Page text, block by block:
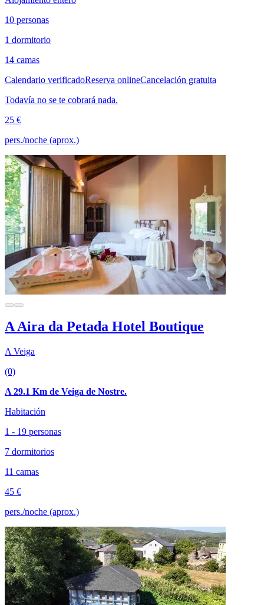
10 personas
1 dormitorio
14 camas
Calendario verificadoReserva onlineCancelación gratuita
Todavía no se te cobrará nada.
25 €
pers./noche (aprox.)
A Aira da Petada Hotel Boutique
A Veiga
(0)
A 29.1 Km de Veiga de Nostre.
Habitación
1 - 19 personas
7 dormitorios
11 camas
45 €
pers./noche (aprox.)